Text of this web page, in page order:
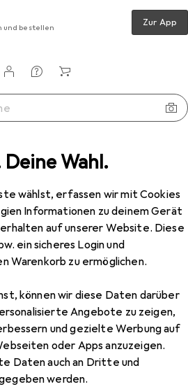
Wahl.
wählst, erfassen wir mit Cookies
Informationen zu deinem Gerät
auf unserer Website. Diese
ein sicheres Login und
Warenkorb zu ermöglichen.
können wir diese Daten darüber
Angebote zu zeigen,
und gezielte Werbung auf
oder Apps anzuzeigen.
Daten auch an Dritte und
werden.
und bestellen Zur App
Steckschlüsseleinsatz
Sechskant-
Sechskant-
Zubehör zum Produkt Koken
aus der Kategorie